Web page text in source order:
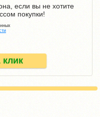
клик
если вы не хотите
покупки!